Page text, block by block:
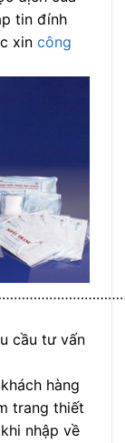
tin đính
xin công
cầu tư vấn
hàng
trang thiết
nhập về